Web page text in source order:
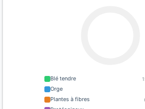
Blé tendre
Orge
Plantes à fibres